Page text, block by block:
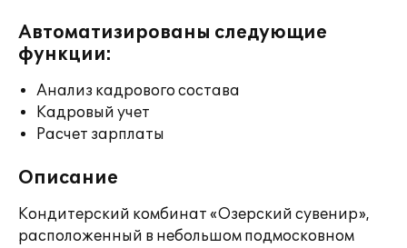
Автоматизированы следующие
функции:
Анализ кадрового состава
Кадровый учет
Расчет зарплаты
Описание
Кондитерский комбинат «Озерский сувенир»,
расположенный в небольшом подмосковном